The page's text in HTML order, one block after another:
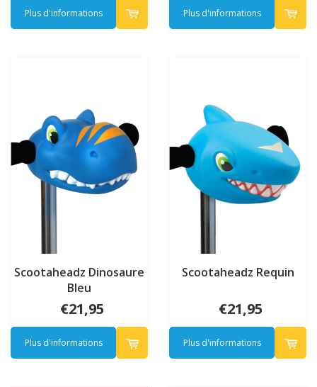
Plus d'informations Plus d'informations
Scootaheadz Dinosaure
Bleu
€21,95
Plus d'informations
Scootaheadz Requin
€21,95
Plus d'informations